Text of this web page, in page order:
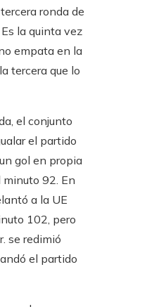
ronda de
la quinta vez
empata en la
tercera que lo
el conjunto
el partido
gol en propia
92. En
a la UE
102, pero
se redimió
el partido